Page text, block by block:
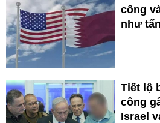
công
như
Tiết lộ
công
Israel